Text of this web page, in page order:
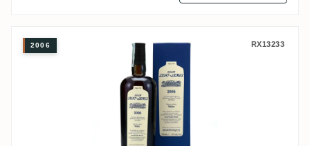
Velier Saint James Sélection exclusive
2006 RX13233